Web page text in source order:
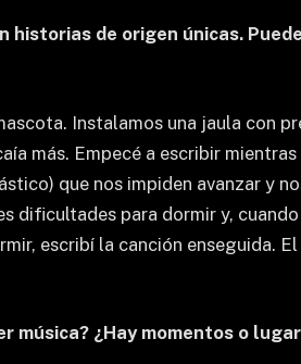
historias de origen únicas.
Instalamos una jaula con
más. Empecé a escribir
que nos impiden avanzar y
dificultades para dormir y,
escribí la canción enseguida.
música? ¿Hay momentos o